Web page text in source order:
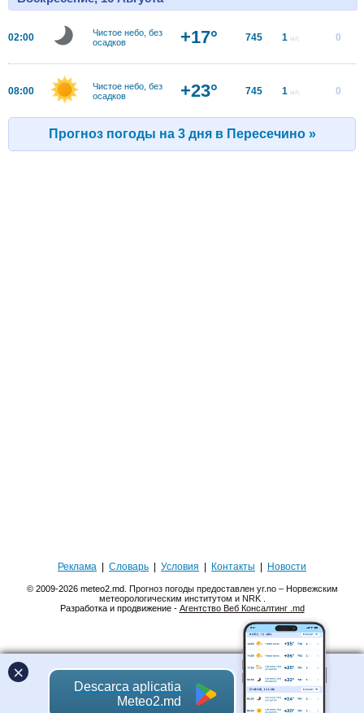
02:00
Чистое небо, без
осадков
+17° 745 1 м/с 0
08:00
Чистое небо, без
осадков
+23° 745 1 м/с 0
Прогноз погоды на 3 дня в Пересечино »
Реклама Словарь Условия Контакты Новости
© 2009-2026 meteo2.md. Прогноз погоды предоставлен yr.no – Норвежским
метеорологическим институтом и NRK
Разработка и продвижение - Агентство Веб Консалтинг .md
×
Descarca aplicatia
Meteo2.md